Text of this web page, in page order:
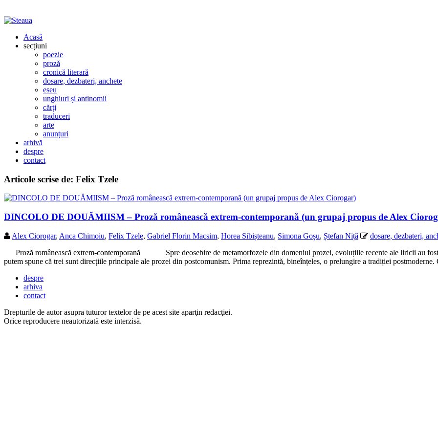
Acasă
secțiuni
poezie
proză
cronică literară
dosare, dezbateri, anchete
eseu
unghiuri și antinomii
cărți
traduceri
arte
anunțuri
arhivă
despre
contact
Articole scrise de: Felix Tzele
DINCOLO DE DOUĂMIISM – Proză românească extrem-contemporană (un grupaj propus de Alex
Alex Ciorogar, Anca Chimoiu, Felix Tzele, Gabriel Florin Macsim, Horea Sibișteanu, Simona Goșu, Ștefan Niță
dosare, dezbateri,
Proză românească extrem-contemporană Spre deosebire de metamorfozele din domeniul prozei, evoluțiile recente ale liricii au fost
putem spune că trei sunt direcțiile principale ale prozei din postcomunism. Prima reprezintă, bineînțeles, o prelungire a tradiției
despre
arhiva
contact
Drepturile de autor asupra tuturor textelor de pe acest site aparţin redacţiei.
Orice reproducere neautorizată este interzisă.